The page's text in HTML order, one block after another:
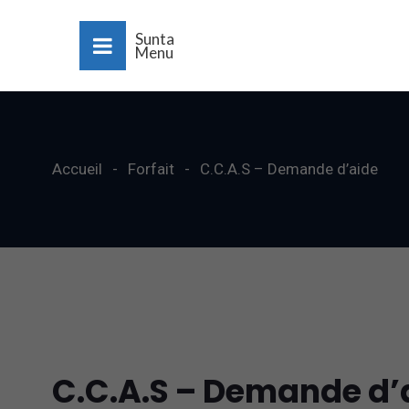
Sunta
Menu
Accueil Forfait C.C.A.S – Demande d’aide
C.C.A.S – Demande